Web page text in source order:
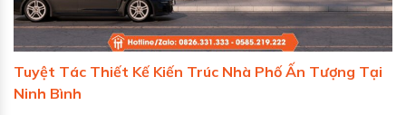
Tuyệt Tác Thiết Kế Kiến Trúc Nhà Phố Ấn Tượng Tại
Ninh Bình